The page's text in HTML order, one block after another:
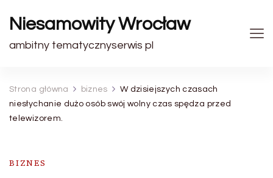
Niesamowity Wrocław
ambitny tematycznyserwis pl
Strona główna biznes
W dzisiejszych czasach
niesłychanie dużo osób swój wolny czas spędza przed
telewizorem.
BIZNES